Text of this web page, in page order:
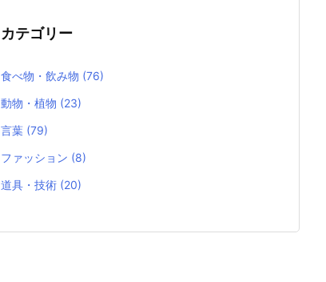
カテゴリー
食べ物・飲み物 (76)
動物・植物 (23)
言葉 (79)
ファッション (8)
道具・技術 (20)